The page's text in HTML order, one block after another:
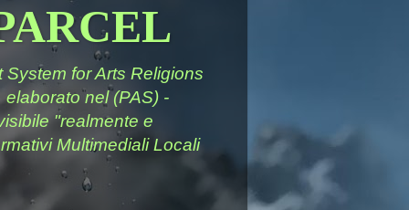
for Arts Religions
nel (PAS) -
"realmente e
Multimediali Locali